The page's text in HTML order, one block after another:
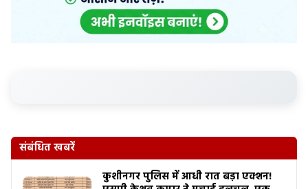
संबंधित खबरें
कुशीनगर पुलिस में आधी रात बड़ा एक्शन!